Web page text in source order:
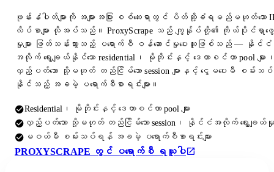
ဖုန်းနံပါတ်များကို အများအပြား စစ်ဆေးရာတွင် ပိတ်ဆို့ခံရမည်မဟုတ်သော
လိပ်စာများ လိုအပ်သည်။ ProxyScrape သည် ကျွန်ုပ်တို့၏ ကိုယ်ပိုင်ရှာဖွေ
မှုများ ဖြတ်သန်းသွားသည့် ပရောက်စီ ဝန်ဆောင်မှုပေးသူဖြစ်သည် — နိုင်ငံ
အလိုက် ရွေးချယ်နိုင်သော residential၊ မိုဘိုင်းနှင့် ဒေတာစင်တာ pool များ
လှည့်ပတ်သော သို့မဟုတ် တည်ငြိမ်သော session များနှင့် ငွေမပေးမီ စမ်းသပ်
နိုင်သည့် အခမဲ့ ပရောက်စီစာရင်းများ။
Residential၊ မိုဘိုင်းနှင့် ဒေတာစင်တာ pool များ
လှည့်ပတ်သော သို့မဟုတ် တည်ငြိမ်သော session၊ နိုင်ငံအလိုက် ရွေးချယ်မှု
မဝယ်မီ စမ်းသပ်ရန် အခမဲ့ ပရောက်စီစာရင်းများ
PROXYSCRAPE တွင် ပရောက်စီ ရယူပါ